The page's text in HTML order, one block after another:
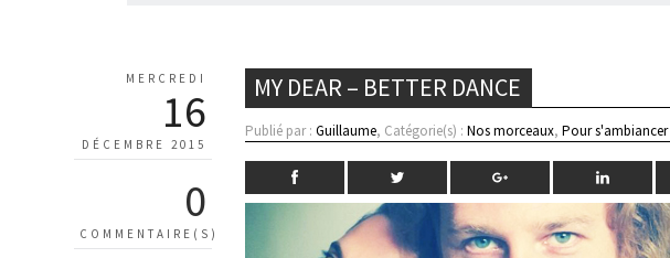
MERCREDI
16
DÉCEMBRE 2015
0
COMMENTAIRE(S)
MY DEAR – BETTER DANCE
Publié par :Guillaume, Catégorie(s) :Nos morceaux,Pour s'ambiancer